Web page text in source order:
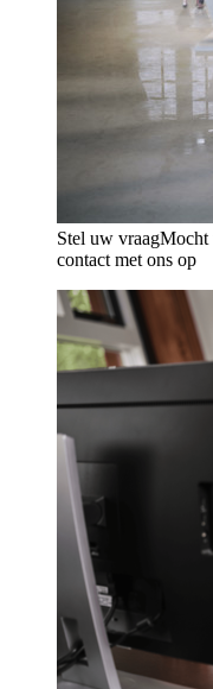
Stel uw vraagMocht
contact met ons op